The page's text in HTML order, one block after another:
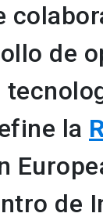
de
la
de